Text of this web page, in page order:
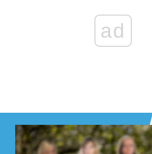
0 GŁOSÓW ad